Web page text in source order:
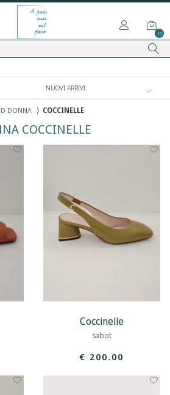
15
DONNA ⟩ COCCINELLE
COCCINELLE
Coccinelle
sabot
€ 200.00